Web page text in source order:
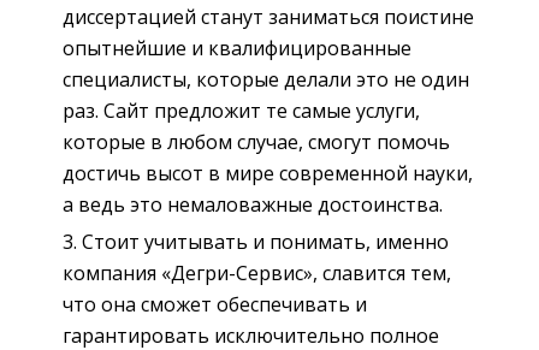
диссертацией станут заниматься поистине
опытнейшие и квалифицированные
специалисты, которые делали это не один
раз. Сайт предложит те самые услуги,
которые в любом случае, смогут помочь
достичь высот в мире современной науки,
а ведь это немаловажные достоинства.
Стоит учитывать и понимать, именно
компания «Дегри-Сервис», славится тем,
что она сможет обеспечивать и
гарантировать исключительно полное